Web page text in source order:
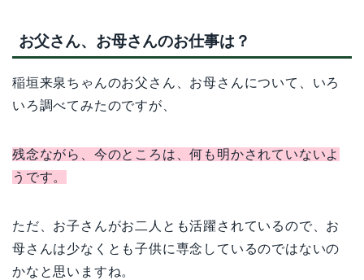
お父さん、お母さんのお仕事は？
稲垣来泉ちゃんのお父さん、お母さんについて、いろ
いろ調べてみたのですが、
残念ながら、今のところは、何も明かされていないよ
うです。
ただ、お子さんがお二人とも活躍されているので、お
母さんは少なくとも子供に専念しているのではないの
かなと思いますね。